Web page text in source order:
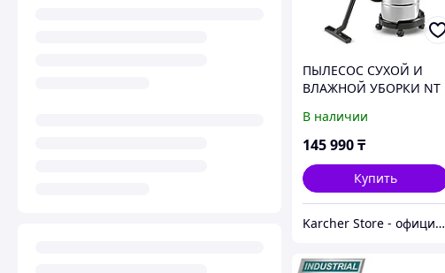
ПЫЛЕСОС СУХОЙ И
ВЛАЖНОЙ УБОРКИ NT
В наличии
145 990₸
Купить
Karcher Store - официальный дистрибьютор в Казахстане